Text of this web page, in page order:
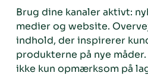
Brug dine kanaler aktivt:
medier og website.
indhold, der inspirerer
produkterne på nye
ikke kun opmærksom på